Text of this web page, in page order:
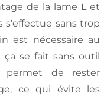
de la lame L et
s'effectue sans trop
est nécessaire au
se fait sans outil
permet de rester
ce qui évite les